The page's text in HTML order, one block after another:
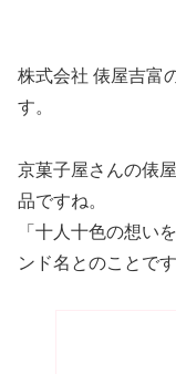
株式会社 俵屋吉富
す。
京菓子屋さんの俵
品ですね。
「十人十色の想い
ンド名とのことです